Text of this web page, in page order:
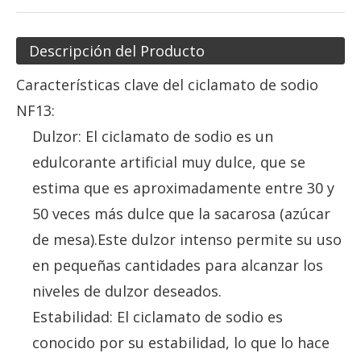
Descripción del Producto
Características clave del ciclamato de sodio
NF13:
Dulzor: El ciclamato de sodio es un
edulcorante artificial muy dulce, que se
estima que es aproximadamente entre 30 y
50 veces más dulce que la sacarosa (azúcar
de mesa).Este dulzor intenso permite su uso
en pequeñas cantidades para alcanzar los
niveles de dulzor deseados.
Estabilidad: El ciclamato de sodio es
conocido por su estabilidad, lo que lo hace